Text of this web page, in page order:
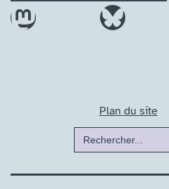
MastodonBluesky
Plan du site
Search
for: